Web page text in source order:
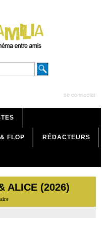
se connecter
FLOP RÉDACTEURS
ALICE (2026)